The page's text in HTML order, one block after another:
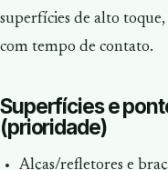
superfícies de alto
com tempo de contato.
Superfícies e
(prioridade)
Alças/refletores e